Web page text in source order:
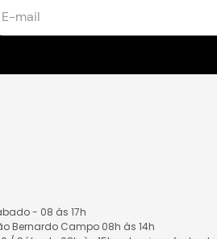
- 08 às 17h
Bernardo Campo 08h às 14h